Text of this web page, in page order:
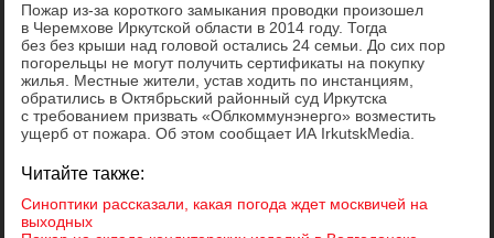
Пожар из-за короткого замыкания проводки произошел
в Черемхове Иркутской области в 2014 году. Тогда
без без крыши над головой остались 24 семьи. До сих пор
погорельцы не могут получить сертификаты на покупку
жилья. Местные жители, устав ходить по инстанциям,
обратились в Октябрьский районный суд Иркутска
с требованием призвать «Облкоммунэнерго» возместить
ущерб от пожара. Об этом сообщает ИА IrkutskMedia.
Читайте также:
Синоптики рассказали, какая погода ждет москвичей на
выходных